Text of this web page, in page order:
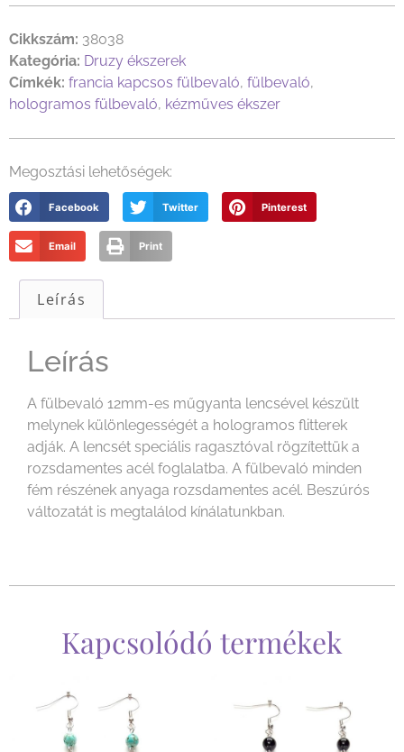
Cikkszám: 38038
Kategória: Druzy ékszerek
Címkék: francia kapcsos fülbevaló, fülbevaló,
hologramos fülbevaló, kézműves ékszer
Megosztási lehetőségek:
Facebook Twitter Pinterest
Email Print
Leírás
Leírás
A fülbevaló 12mm-es műgyanta lencsével készült
melynek különlegességét a hologramos flitterek
adják. A lencsét speciális ragasztóval rögzítettük a
rozsdamentes acél foglalatba. A fülbevaló minden
fém részének anyaga rozsdamentes acél. Beszúrós
változatát is megtalálod kínálatunkban.
Kapcsolódó termékek